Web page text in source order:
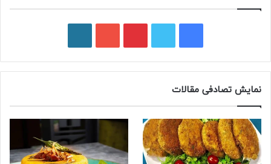
ی
س
ب
و
ک
و
ی
ت
ر
ی
ت
ی
و
ی
ب
ر
پ
ر
س
نمایش تصادفی مقالات